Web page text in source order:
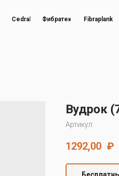
Cedral Фибратек Fibraplank
Вудрок
Артикул:
1292,00 ₽